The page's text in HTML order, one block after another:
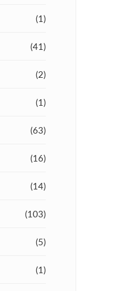
(1)
(41)
(2)
(1)
(63)
(16)
(14)
(103)
(5)
(1)